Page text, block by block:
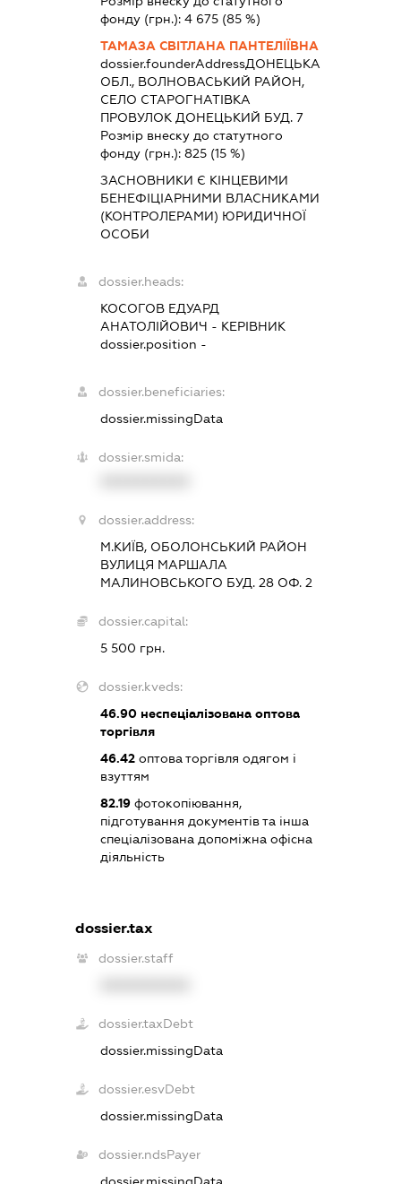
фонду (грн.):4 675 (85 %)
ТАМАЗА СВІТЛАНА ПАНТЕЛІЇВНА
dossier.founderAddressДОНЕЦЬКА
ОБЛ., ВОЛНОВАСЬКИЙ РАЙОН,
СЕЛО СТАРОГНАТІВКА
ПРОВУЛОК ДОНЕЦЬКИЙ БУД. 7
Розмір внеску до статутного
фонду (грн.):825 (15 %)
ЗАСНОВНИКИ Є КІНЦЕВИМИ
БЕНЕФІЦІАРНИМИ ВЛАСНИКАМИ
(КОНТРОЛЕРАМИ) ЮРИДИЧНОЇ
ОСОБИ
dossier.heads:
КОСОГОВ ЕДУАРД
АНАТОЛІЙОВИЧ - КЕРІВНИК
dossier.position -
dossier.beneficiaries:
dossier.missingData
dossier.smida:
dossier.address:
М.КИЇВ, ОБОЛОНСЬКИЙ РАЙОН
ВУЛИЦЯ МАРШАЛА
МАЛИНОВСЬКОГО БУД. 28 ОФ. 2
dossier.capital:
5 500 грн.
dossier.kveds:
46.90 неспеціалізована оптова
торгівля
46.42 оптова торгівля одягом і
взуттям
82.19 фотокопіювання,
підготування документів та інша
спеціалізована допоміжна офісна
діяльність
dossier.tax
dossier.staff
dossier.taxDebt
dossier.missingData
dossier.esvDebt
dossier.missingData
dossier.ndsPayer